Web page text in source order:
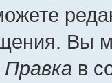
Вы
Правка в